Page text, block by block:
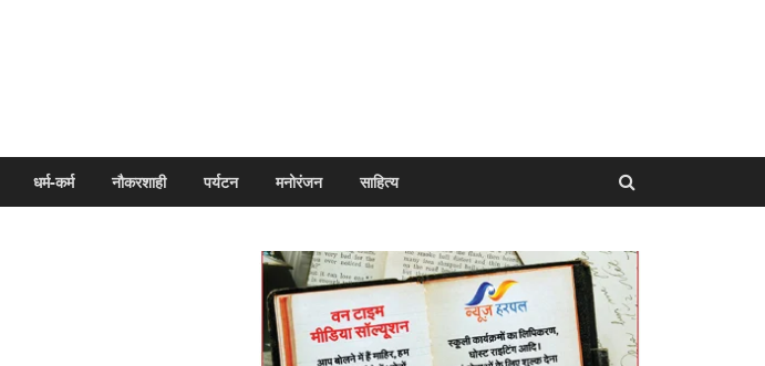
धर्म-कर्म नौकरशाही पर्यटन मनोरंजन साहित्य